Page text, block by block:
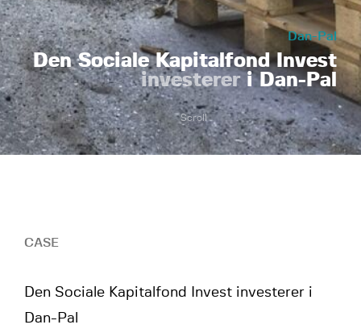
Dan-Pal
Den Sociale Kapitalfond Invest
investereri Dan-Pal
Scroll
CASE
Den Sociale Kapitalfond Invest investerer i
Dan-Pal